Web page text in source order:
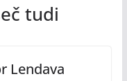
tudi
Lendava